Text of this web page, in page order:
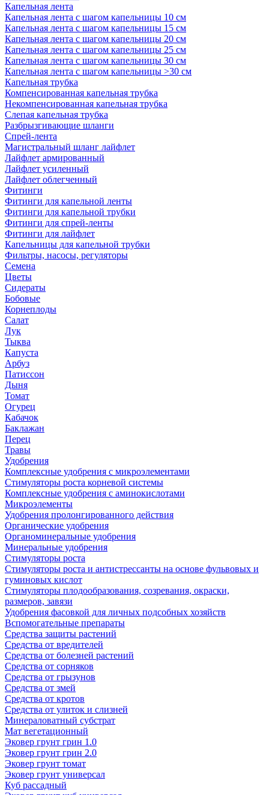
Капельная лента
Капельная лента с шагом капельницы 10 см
Капельная лента с шагом капельницы 15 см
Капельная лента с шагом капельницы 20 см
Капельная лента с шагом капельницы 25 см
Капельная лента с шагом капельницы 30 см
Капельная лента с шагом капельницы >30 см
Капельная трубка
Компенсированная капельная трубка
Некомпенсированная капельная трубка
Слепая капельная трубка
Разбрызгивающие шланги
Спрей-лента
Магистральный шланг лайфлет
Лайфлет армированный
Лайфлет усиленный
Лайфлет облегченный
Фитинги
Фитинги для капельной ленты
Фитинги для капельной трубки
Фитинги для спрей-ленты
Фитинги для лайфлет
Капельницы для капельной трубки
Фильтры, насосы, регуляторы
Семена
Цветы
Сидераты
Бобовые
Корнеплоды
Салат
Лук
Тыква
Капуста
Арбуз
Патиссон
Дыня
Томат
Огурец
Кабачок
Баклажан
Перец
Травы
Удобрения
Комплексные удобрения с микроэлементами
Стимуляторы роста корневой системы
Комплексные удобрения с аминокислотами
Микроэлементы
Удобрения пролонгированного действия
Органические удобрения
Органоминеральные удобрения
Минеральные удобрения
Стимуляторы роста
Стимуляторы роста и антистрессанты на основе фульвовых и
гуминовых кислот
Стимуляторы плодообразования, созревания, окраски,
размеров, завязи
Удобрения фасовкой для личных подсобных хозяйств
Вспомогательные препараты
Средства защиты растений
Средства от вредителей
Средства от болезней растений
Средства от сорняков
Средства от грызунов
Средства от змей
Средства от кротов
Средства от улиток и слизней
Минераловатный субстрат
Мат вегетационный
Эковер грунт грин 1.0
Эковер грунт грин 2.0
Эковер грунт томат
Эковер грунт универсал
Куб рассадный